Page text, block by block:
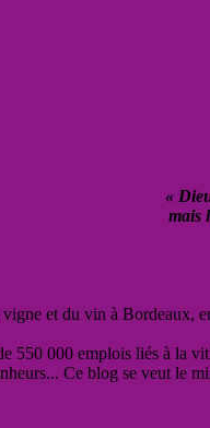
«
mais
et du vin à Bordeaux,
550 000 emplois liés à la
Ce blog se veut